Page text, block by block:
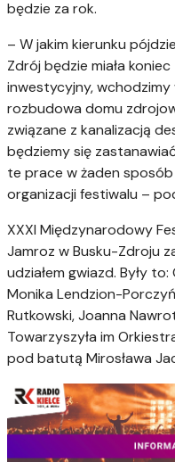
będzie za rok.
– W jakim kierunku
Zdrój będzie miała
inwestycyjny,
rozbudowa domu
związane z kanalizacją
będziemy się
te prace w żaden
organizacji festiwalu –
XXXI Międzynarodowy
Jamroz w Busku-Zdroju
udziałem gwiazd. Były
Monika Lendzion-
Rutkowski, Joanna
Towarzyszyła im
pod batutą Mirosława